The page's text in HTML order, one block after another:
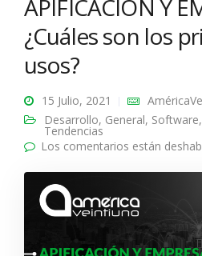
APIFICACIÓN Y
¿Cuáles son los
usos?
15 Julio, 2021
Desarrollo, General, Software,
Tendencias
Los comentarios están